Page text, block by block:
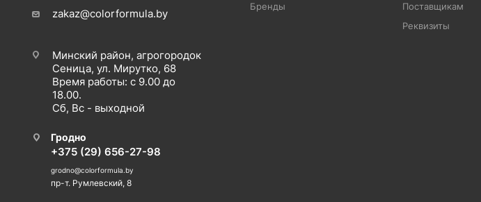
zakaz@colorformula.by
Минский район, агрогородок
Сеница, ул. Мирутко, 68
Время работы: с 9.00 до
18.00.
Сб, Вс - выходной
Гродно
+375 (29) 656-27-98
grodno@colorformula.by
пр-т. Румлевский, 8
Бренды
Поставщикам
Реквизиты